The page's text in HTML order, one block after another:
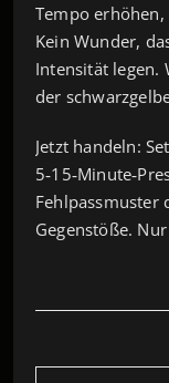
Tempo
Kein Wunder,
Intensität legen.
der
Jetzt handeln:
Fehlpassmuster
Gegenstöße.